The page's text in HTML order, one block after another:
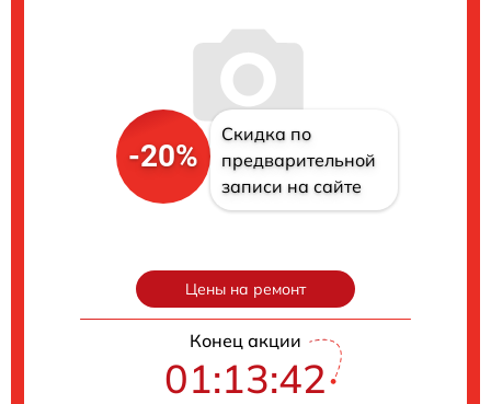
-20%
Скидка по
предварительной
записи на сайте
Цены на ремонт
Конец акции
01:13:41